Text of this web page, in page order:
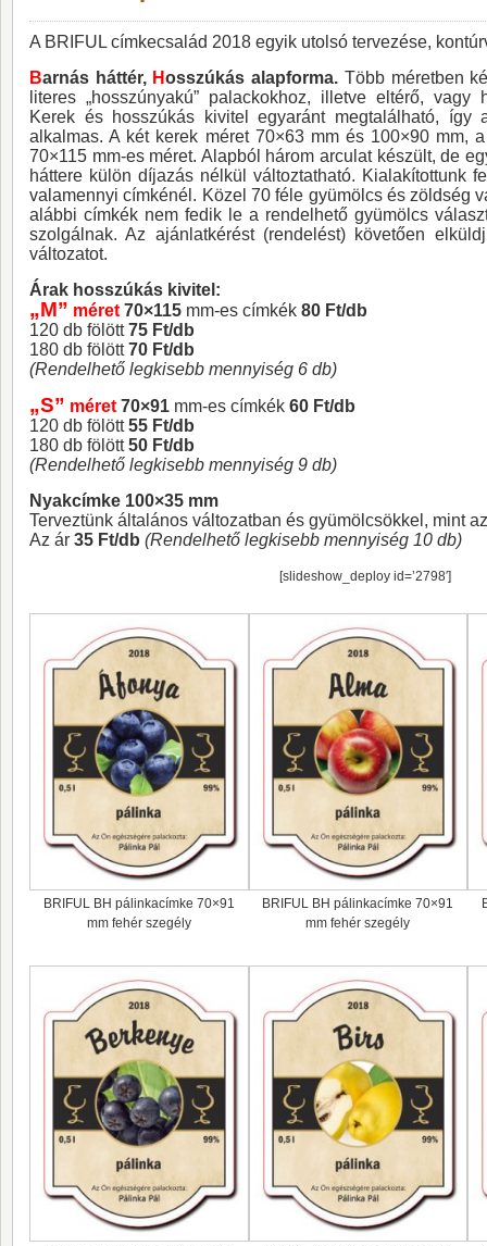
A BRIFUL címkecsalád 2018 egyik utolsó tervezése,
Barnás háttér, Hosszúkás alapforma. Több méretben
literes „hosszúnyakú” palackokhoz, illetve eltérő, vagy
Kerek és hosszúkás kivitel egyaránt megtalálható, így
alkalmas. A két kerek méret 70×63 mm és 100×90 mm,
70×115 mm-es méret. Alapból három arculat készült, de
háttere külön díjazás nélkül változtatható. Kialakítottunk
valamennyi címkénél. Közel 70 féle gyümölcs és zöldség
alábbi címkék nem fedik le a rendelhető gyümölcs
szolgálnak. Az ajánlatkérést (rendelést) követően
változatot.
Árak hosszúkás kivitel:
„M” méret 70×115 mm-es címkék 80 Ft/db
120 db fölött75 Ft/db
180 db fölött70 Ft/db
(Rendelhető legkisebb mennyiség 6 db)
„S” méret 70×91 mm-es címkék 60 Ft/db
120 db fölött55 Ft/db
180 db fölött50 Ft/db
(Rendelhető legkisebb mennyiség 9 db)
Nyakcímke 100×35 mm
Terveztünk általános változatban és gyümölcsökkel, mint
Az ár 35 Ft/db (Rendelhető legkisebb mennyiség 10 db)
[slideshow_deploy id=’2798′]
BRIFUL BH pálinkacímke 70×91
mm fehér szegély
BRIFUL BH pálinkacímke 70×91
mm fehér szegély